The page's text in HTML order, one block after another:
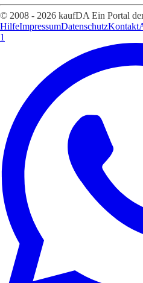
© 2008 - 2026 kaufDA Ein Portal
HilfeImpressumDatenschutzKontakt
1